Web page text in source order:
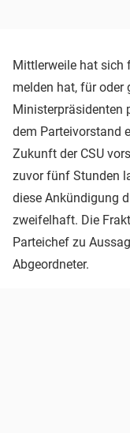
Mittlerweile hat sich
melden hat, für oder
Ministerpräsidenten
dem Parteivorstand
Zukunft der CSU
zuvor fünf Stunden
diese Ankündigung
zweifelhaft. Die
Parteichef zu
Abgeordneter.